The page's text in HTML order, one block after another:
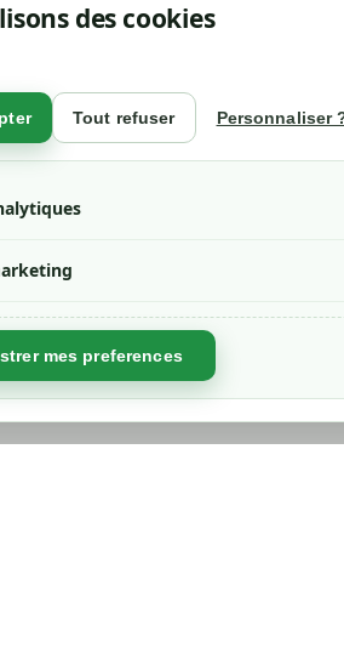
des cookies
Tout refuser Personnaliser
mes preferences
Contactez-nous
Plan du site
Magasin
Mentions légales